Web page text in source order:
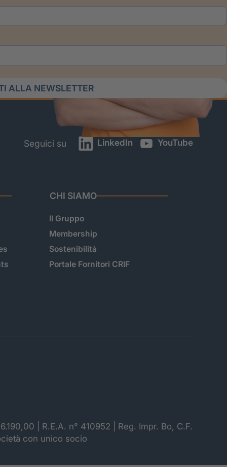
ALLA NEWSLETTER
Seguici su LinkedIn YouTube
CHI SIAMO
Il Gruppo
Membership
Sostenibilità
Portale Fornitori CRIF
| R.E.A. n° 410952 | Reg. Impr. Bo, C.F.
con unico socio